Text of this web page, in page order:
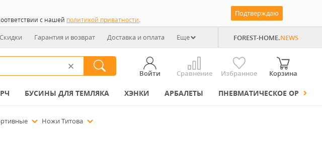
с нашей политикой приватности.
Подтверждаю
Скидки Гарантия и возврат Доставка и оплата Еще FOREST-HOME.NEWS
Войти Сравнение Избранное Корзина
БУСИНЫ ДЛЯ ТЕМЛЯКА ХЭНКИ АРБАЛЕТЫ ПНЕВМАТИЧЕСКОЕ ОРУЖИЕ
Ножи Титова